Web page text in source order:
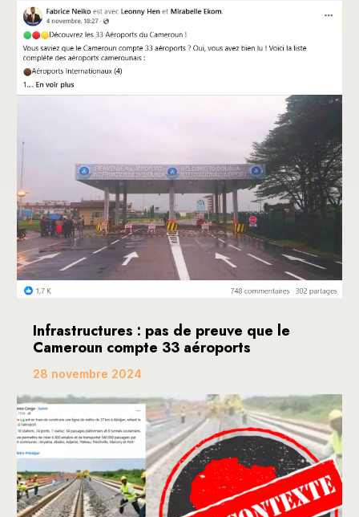
Infrastructures : pas de preuve que le
Cameroun compte 33 aéroports
28 novembre 2024
Une publication devenue virale sur les réseaux
sociaux, dont Facebook, fait mention de ce que le...